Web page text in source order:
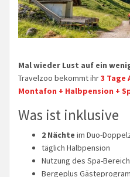
Mal wieder Lust auf ein
Travelzoo bekommt ihr3 Tage
Montafon + Halbpension +
Was ist inklusive
2 Nächte im Duo-
täglich Halbpension
Nutzung des Spa-
Bergeplus